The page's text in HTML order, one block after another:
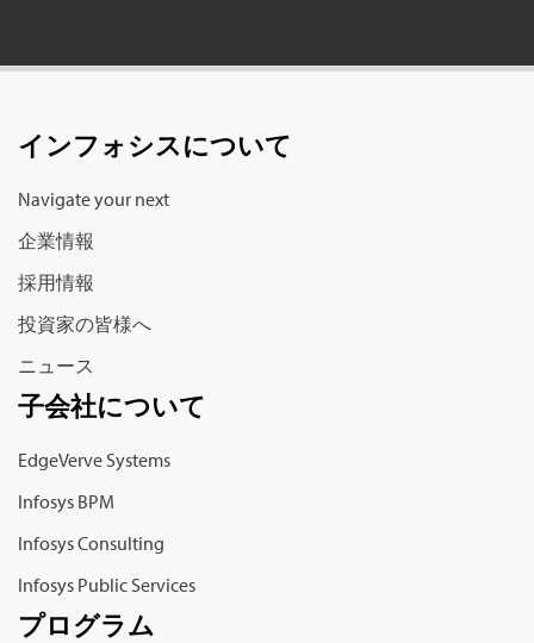
インフォシスについて
Navigate your next
企業情報
採用情報
投資家の皆様へ
ニュース
子会社について
EdgeVerve Systems
Infosys BPM
Infosys Consulting
Infosys Public Services
プログラム